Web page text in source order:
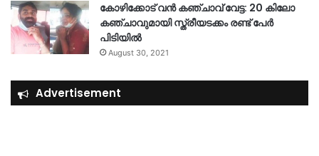
കോഴിക്കോട് വൻ കഞ്ചാവ് വേട്ട: 20 കിലോ
കഞ്ചാവുമായി സ്ത്രീയടക്കം രണ്ട് പേർ
പിടിയിൽ
August 30, 2021
Advertisement